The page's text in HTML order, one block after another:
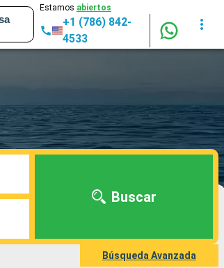
Estamos abiertos
+1 (786) 842-
4533
Buscar
Búsqueda Avanzada